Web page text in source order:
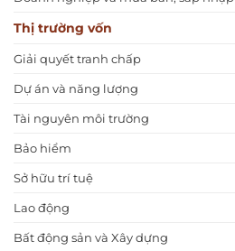
Thị trường vốn
Giải quyết tranh chấp
Dự án và năng lượng
Tài nguyên môi trường
Bảo hiểm
Sở hữu trí tuệ
Lao động
Bất động sản và Xây dựng